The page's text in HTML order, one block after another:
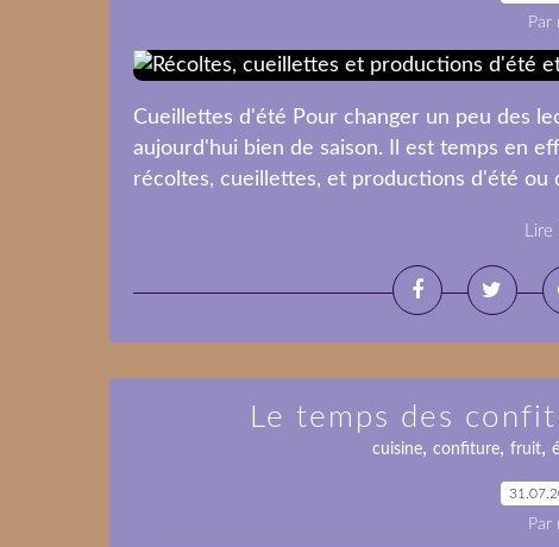
Par
Cueillettes d'été Pour changer un peu des
aujourd'hui bien de saison. Il est temps en
récoltes, cueillettes, et productions d'été ou
Lire
Le temps des
cuisine, confiture, fruit,
Par